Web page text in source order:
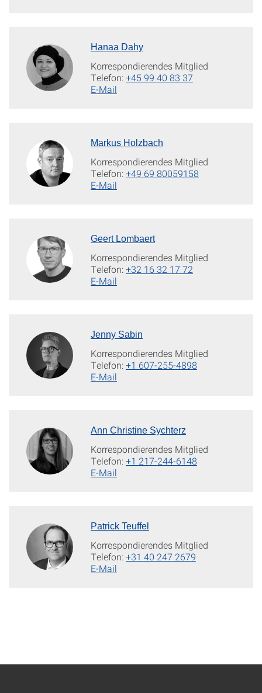
Hanaa Dahy
Korrespondierendes Mitglied
Telefon:+45 99 40 83 37
E-Mail
Markus Holzbach
Korrespondierendes Mitglied
Telefon:+49 69 80059158
E-Mail
Geert Lombaert
Korrespondierendes Mitglied
Telefon:+32 16 32 17 72
E-Mail
Jenny Sabin
Korrespondierendes Mitglied
Telefon:+1 607-255-4898
E-Mail
Ann Christine Sychterz
Korrespondierendes Mitglied
Telefon:+1 217-244-6148
E-Mail
Patrick Teuffel
Korrespondierendes Mitglied
Telefon:+31 40 247 2679
E-Mail